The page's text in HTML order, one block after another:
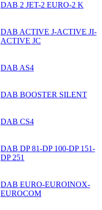
DAB 2 JET-2 EURO-2 K
DAB ACTIVE J-ACTIVE JI-
ACTIVE JC
DAB AS4
DAB BOOSTER SILENT
DAB CS4
DAB DP 81-DP 100-DP 151-
DP 251
DAB EURO-EUROINOX-
EUROCOM